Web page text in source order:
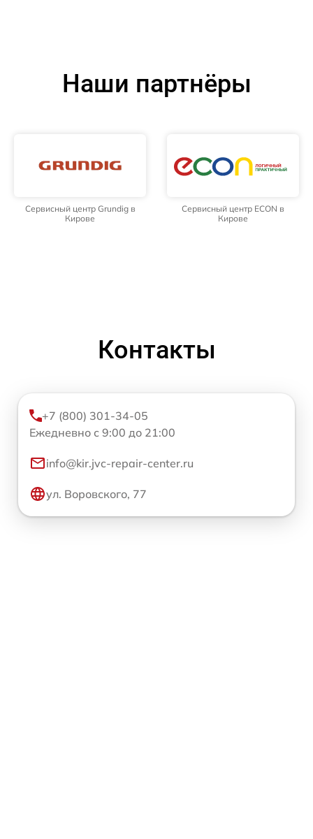
Наши партнёры
Сервисный центр Grundig в
Кирове
Сервисный центр ECON в
Кирове
Контакты
+7 (800) 301-34-05
Ежедневно с 9:00 до 21:00
info@kir.jvc-repair-center.ru
ул. Воровского, 77